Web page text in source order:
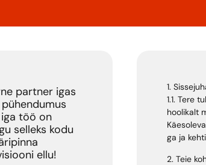
partner igas
töö on
selleks kodu
ellu!
1.
1.1. Tere
hoolikalt
ga ja
2. Teie